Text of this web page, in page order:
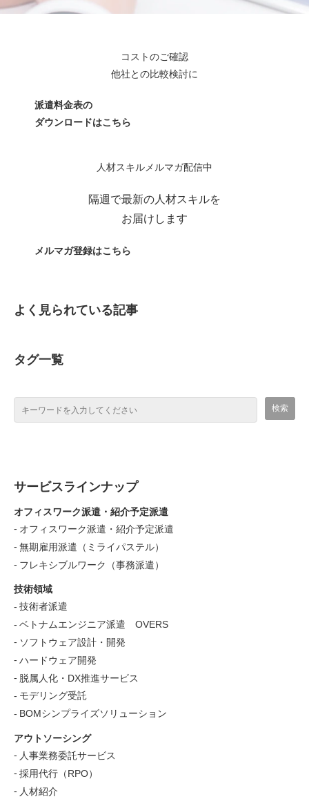
コストのご確認
他社との比較検討に
派遣料金表の
ダウンロードはこちら
人材スキルメルマガ配信中
隔週で最新の人材スキルを
お届けします
メルマガ登録はこちら
よく見られている記事
タグ一覧
サービスラインナップ
オフィスワーク派遣・紹介予定派遣
オフィスワーク派遣・紹介予定派遣
無期雇用派遣（ミライパステル）
フレキシブルワーク（事務派遣）
技術領域
技術者派遣
ベトナムエンジニア派遣 OVERS
ソフトウェア設計・開発
ハードウェア開発
脱属人化・DX推進サービス
モデリング受託
BOMシンプライズソリューション
アウトソーシング
人事業務委託サービス
採用代行（RPO）
人材紹介